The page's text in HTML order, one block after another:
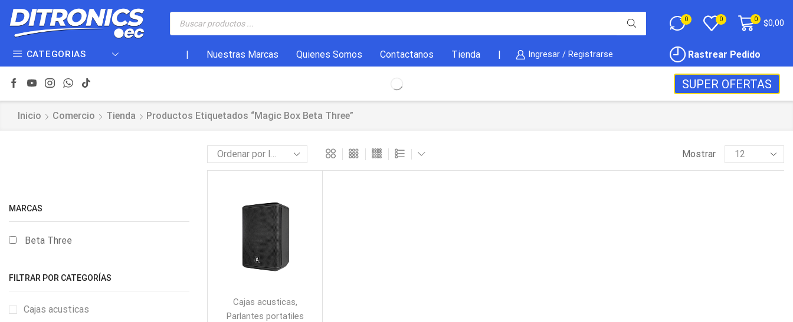
0 0 0 $0,00
CATEGORIAS Nuestras Marcas Quienes Somos Contactanos Tienda Ingresar / Registrarse Rastrear Pedido
SUPER OFERTAS
Inicio Comercio Tienda Productos Etiquetados “magic Box Beta Three”
Mostrar
Cajas acusticas,
Parlantes portatiles
MARCAS
Beta Three
FILTRAR POR CATEGORÍAS
Cajas acusticas